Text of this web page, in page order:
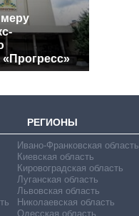
РЕГИОНЫ
Ивано-Франковская область
Киевская область
Кировоградская область
Луганская область
Львовская область
Николаевская область
Одесская область